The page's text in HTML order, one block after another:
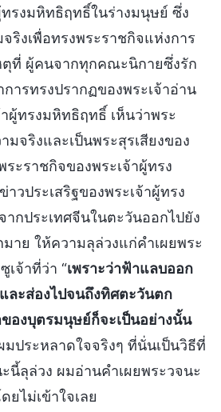
รงมหิทธิฤทธิ์ในร่างมนุษย์ ซึ่ง
ริงเพื่อทรงพระราชกิจแห่งการ
ที่ ผู้คนจากทุกคณะนิกายซึ่งรัก
ารทรงปรากฏของพระเจ้าอ่าน
ผู้ทรงมหิทธิฤทธิ์ เห็นว่าพระ
มจริงและเป็นพระสุรเสียงของ
ะราชกิจของพระเจ้าผู้ทรง
วประเสริฐของพระเจ้าผู้ทรง
กประเทศจีนในตะวันออกไปยัง
าย ให้ความลุล่วงแก่คำเผยพระ
เจ้าที่ว่า “เพราะว่าฟ้าแลบออก
ละส่องไปจนถึงทิศตะวันตก
ของบุตรมนุษย์ก็จะเป็นอย่างนั้น
มประหลาดใจจริงๆ ที่นั่นเป็นวิธีที่
นี้ลุล่วง ผมอ่านคำเผยพระวจนะ
ไม่เข้าใจเลย